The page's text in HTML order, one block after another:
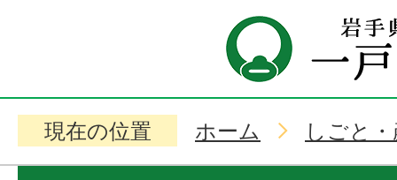
現在の位置 ホーム しごと